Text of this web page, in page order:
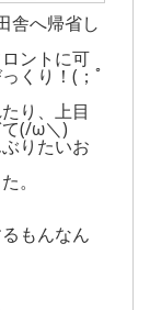
舎へ帰省し
ントに可
くり！(；ﾟ
り、上目
(/ω＼)
りたいお
。
もんなん